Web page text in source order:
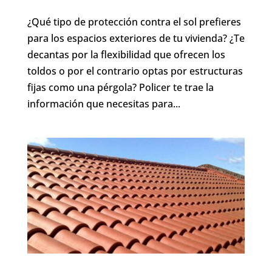
¿Qué tipo de protección contra el sol prefieres
para los espacios exteriores de tu vivienda? ¿Te
decantas por la flexibilidad que ofrecen los
toldos o por el contrario optas por estructuras
fijas como una pérgola? Policer te trae la
información que necesitas para...